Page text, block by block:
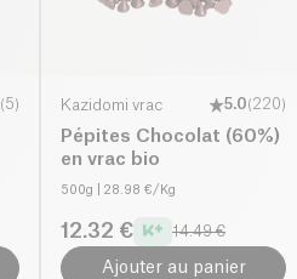
(5) Kazidomi vrac 5.0(220)
Pépites Chocolat (60%)
en vrac bio
500g | 28.98 €/Kg
12.32 € 14.49 €
Ajouter au panier